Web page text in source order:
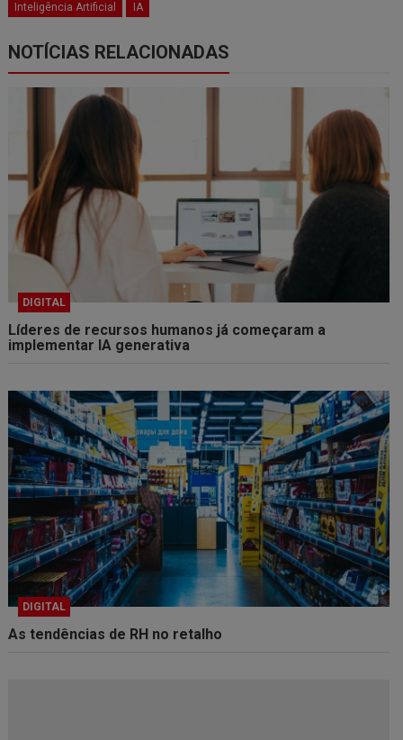
Inteligência Artificial
IA
NOTÍCIAS RELACIONADAS
DIGITAL
Líderes de recursos humanos já começaram a
implementar IA generativa
DIGITAL
As tendências de RH no retalho